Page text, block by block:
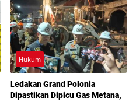
Hukum
Ledakan Grand Polonia
Dipastikan Dipicu Gas Metana,